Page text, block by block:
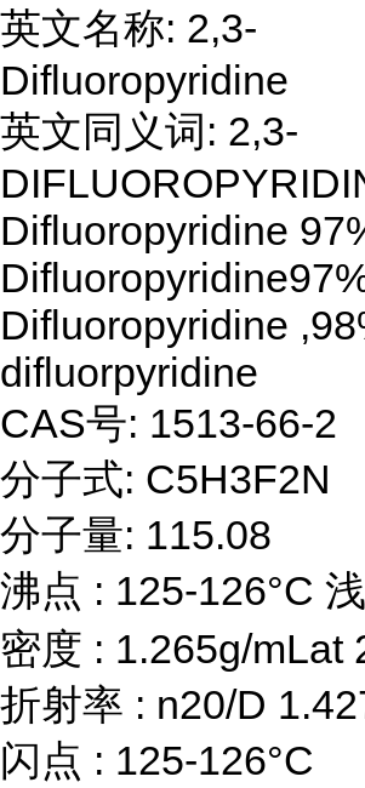
英文名称: 2,3-
Difluoropyridine
英文同义词: 2,3-
Difluoropyridine
Difluoropyridine
difluorpyridine
CAS号: 1513-66-2
分子式: C5H3F2N
分子量: 115.08
沸点 : 125-126°C
密度 : 1.265g/
折射率 : n20/D
闪点 : 125-126°C